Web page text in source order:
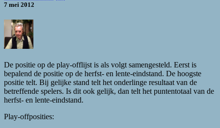
7 mei 2012
De positie op de play-offlijst is als volgt samengesteld. Eerst is
bepalend de positie op de herfst- en lente-eindstand. De hoogste
positie telt. Bij gelijke stand telt het onderlinge resultaat van de
betreffende spelers. Is dit ook gelijk, dan telt het puntentotaal van de
herfst- en lente-eindstand.
Play-offposities: